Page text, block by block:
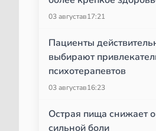
03 августав17:21
Пациенты
выбирают
психотерапевтов
03 августав16:23
Острая пища снижает
сильной боли